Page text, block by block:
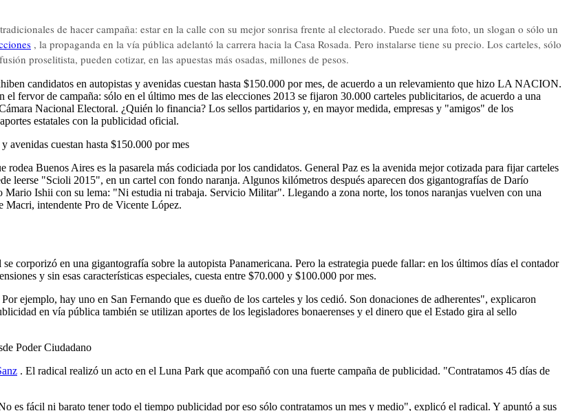
de hacer campaña: estar en la calle con su mejor sonrisa frente al electorado. Puede ser una foto, un slogan o sólo un
, la propaganda en la vía pública adelantó la carrera hacia la Casa Rosada. Pero instalarse tiene su precio. Los carteles, sólo
proselitista, pueden cotizar, en las apuestas más osadas, millones de pesos.
candidatos en autopistas y avenidas cuestan hasta $150.000 por mes, de acuerdo a un relevamiento que hizo LA NACION.
el fervor de campaña: sólo en el último mes de las elecciones 2013 se fijaron 30.000 carteles publicitarios, de acuerdo a una
Nacional Electoral. ¿Quién lo financia? Los sellos partidarios y, en mayor medida, empresas y "amigos" de los
estatales con la publicidad oficial.
avenidas cuestan hasta $150.000 por mes
Buenos Aires es la pasarela más codiciada por los candidatos. General Paz es la avenida mejor cotizada para fijar carteles
leerse "Scioli 2015", en un cartel con fondo naranja. Algunos kilómetros después aparecen dos gigantografías de Darío
Ishii con su lema: "Ni estudia ni trabaja. Servicio Militar". Llegando a zona norte, los tonos naranjas vuelven con una
Macri, intendente Pro de Vicente López.
corporizó en una gigantografía sobre la autopista Panamericana. Pero la estrategia puede fallar: en los últimos días el contador
y sin esas características especiales, cuesta entre $70.000 y $100.000 por mes.
ejemplo, hay uno en San Fernando que es dueño de los carteles y los cedió. Son donaciones de adherentes", explicaron
en vía pública también se utilizan aportes de los legisladores bonaerenses y el dinero que el Estado gira al sello
Poder Ciudadano
. El radical realizó un acto en el Luna Park que acompañó con una fuerte campaña de publicidad. "Contratamos 45 días de
es fácil ni barato tener todo el tiempo publicidad por eso sólo contratamos un mes y medio", explicó el radical. Y apuntó a sus